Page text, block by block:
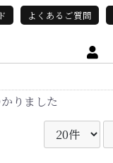
よくあるご質問
りました